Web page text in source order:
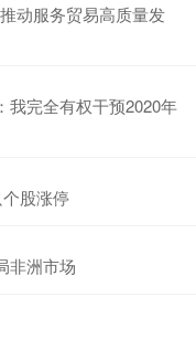
动服务贸易高质量发
我完全有权干预2020年
股涨停
非洲市场